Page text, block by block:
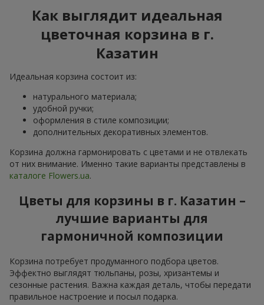
Как выглядит идеальная
цветочная корзина в г.
Казатин
Идеальная корзина состоит из:
натурального материала;
удобной ручки;
оформления в стиле композиции;
дополнительных декоративных элементов.
Корзина должна гармонировать с цветами и не отвлекать
от них внимание. Именно такие варианты представлены в
каталоге Flowers.ua.
Цветы для корзины в г. Казатин –
лучшие варианты для
гармоничной композиции
Корзина потребует продуманного подбора цветов.
Эффектно выглядят тюльпаны, розы, хризантемы и
сезонные растения. Важна каждая деталь, чтобы передати
правильное настроение и посыл подарка.